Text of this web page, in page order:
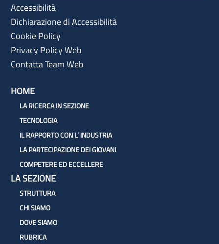
Accessibilità
Dichiarazione di Accessibilità
Cookie Policy
Privacy Policy Web
Contatta Team Web
HOME
LA RICERCA IN SEZIONE
TECNOLOGIA
IL RAPPORTO CON L’ INDUSTRIA
LA PARTECIPAZIONE DEI GIOVANI
COMPETERE ED ECCELLERE
LA SEZIONE
STRUTTURA
CHI SIAMO
DOVE SIAMO
RUBRICA